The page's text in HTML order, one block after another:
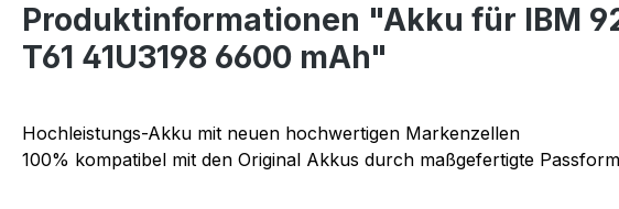
Produktinformationen "Akku für IBM
T61 41U3198 6600 mAh"
Hochleistungs-Akku mit neuen hochwertigen Markenzellen
100% kompatibel mit den Original Akkus durch maßgefertigte